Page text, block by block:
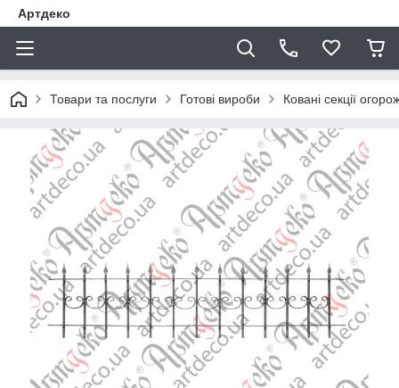
Артдеко
Товари та послуги Готові вироби Ковані секції